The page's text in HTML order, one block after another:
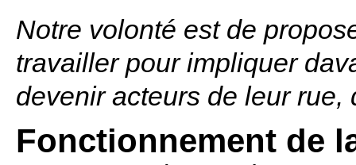
Notre volonté est de
travailler pour impliquer
devenir acteurs de leur
Fonctionnement de